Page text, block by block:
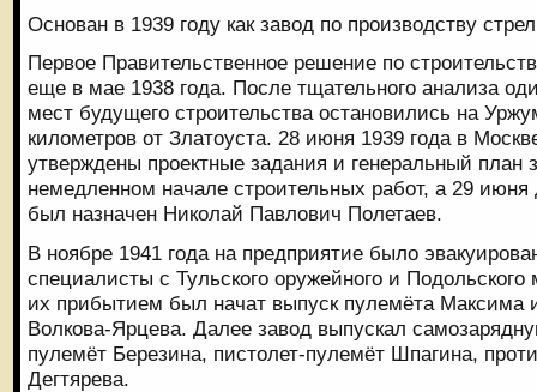
Основан в 1939 году как завод по производству
Первое Правительственное решение по
еще в мае 1938 года. После тщательного анализа
мест будущего строительства остановились на
километров от Златоуста. 28 июня 1939 года в
утверждены проектные задания и генеральный план
немедленном начале строительных работ, а 29 июня
был назначен Николай Павлович Полетаев.
В ноябре 1941 года на предприятие было
специалисты с Тульского оружейного и Подольского
их прибытием был начат выпуск пулемёта Максима
Волкова-Ярцева. Далее завод выпускал
пулемёт Березина, пистолет-пулемёт Шпагина,
Дегтярева.